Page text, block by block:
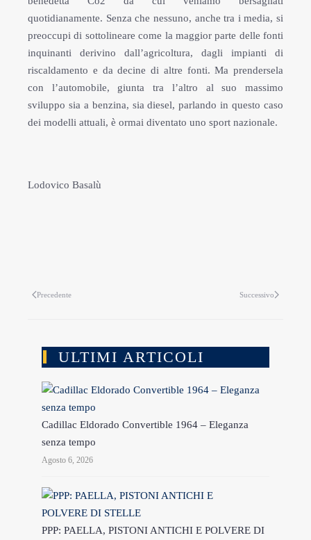
quotidianamente. Senza che nessuno, anche tra i media, si
preoccupi di sottolineare come la maggior parte delle fonti
inquinanti derivino dall’agricoltura, dagli impianti di
riscaldamento e da decine di altre fonti. Ma prendersela
con l’automobile, giunta tra l’altro al suo massimo
sviluppo sia a benzina, sia diesel, parlando in questo caso
dei modelli attuali, è ormai diventato uno sport nazionale.
Lodovico Basalù
Precedente Successivo
ULTIMI ARTICOLI
Cadillac Eldorado Convertible 1964 – Eleganza
senza tempo
Agosto 6, 2026
PPP: PAELLA, PISTONI ANTICHI E POLVERE DI